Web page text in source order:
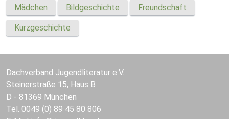
Mädchen Bildgeschichte Freundschaft
Kurzgeschichte
Dachverband Jugendliteratur e.V.
Steinerstraße 15, Haus B
D - 81369 München
Tel. 0049 (0) 89 45 80 806